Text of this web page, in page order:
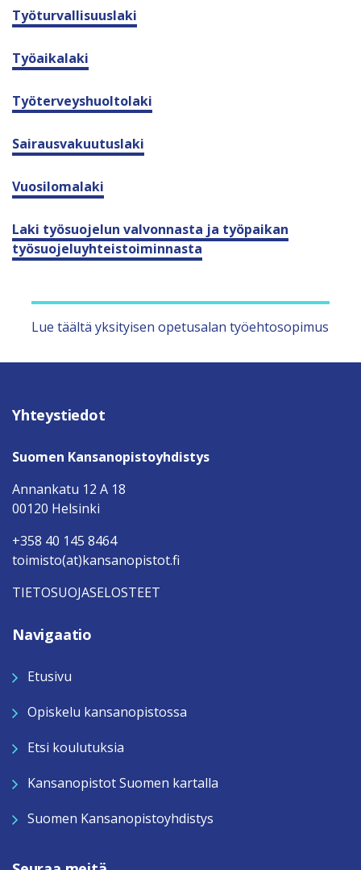
Työturvallisuuslaki
Työaikalaki
Työterveyshuoltolaki
Sairausvakuutuslaki
Vuosilomalaki
Laki työsuojelun valvonnasta ja työpaikan
työsuojeluyhteistoiminnasta
Lue täältä yksityisen opetusalan työehtosopimus
Yhteystiedot
Suomen Kansanopistoyhdistys
Annankatu 12 A 18
00120 Helsinki
+358 40 145 8464
toimisto(at)kansanopistot.fi
TIETOSUOJASELOSTEET
Navigaatio
Etusivu
Opiskelu kansanopistossa
Etsi koulutuksia
Kansanopistot Suomen kartalla
Suomen Kansanopistoyhdistys